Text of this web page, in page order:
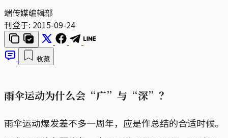
端传媒编辑部
刊登于: 2015-09-24
收藏
雨伞运动为什么会“广”与“深”？
雨伞运动爆发差不多一周年，应是作总结的合适时候。